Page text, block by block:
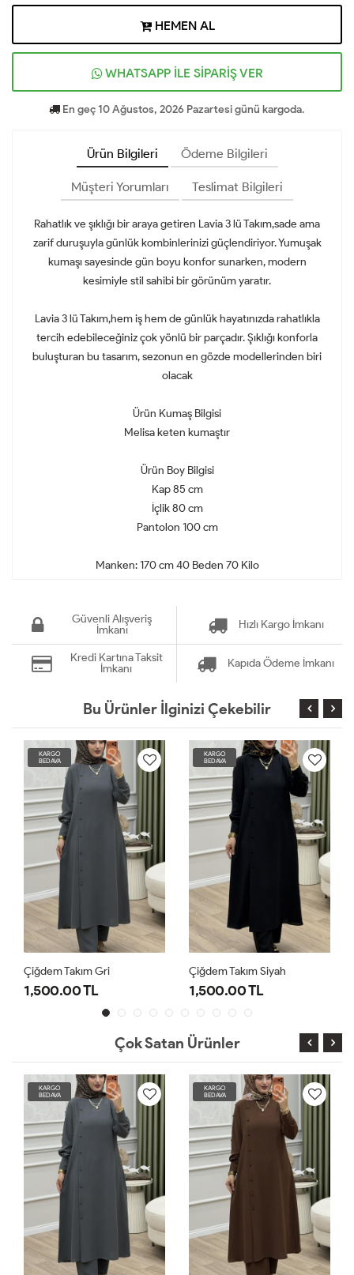
HEMEN AL
WHATSAPP İLE SİPARİŞ VER
En geç 10 Ağustos, 2026 Pazartesi günü kargoda.
Ürün Bilgileri Ödeme Bilgileri
Müşteri Yorumları Teslimat Bilgileri
Rahatlık ve şıklığı bir araya getiren Lavia 3 lü Takım,sade ama
zarif duruşuyla günlük kombinlerinizi güçlendiriyor. Yumuşak
kumaşı sayesinde gün boyu konfor sunarken, modern
kesimiyle stil sahibi bir görünüm yaratır.
Lavia 3 lü Takım,hem iş hem de günlük hayatınızda rahatlıkla
tercih edebileceğiniz çok yönlü bir parçadır. Şıklığı konforla
buluşturan bu tasarım, sezonun en gözde modellerinden biri
olacak
Ürün Kumaş Bilgisi
Melisa keten kumaştır
Ürün Boy Bilgisi
Kap 85 cm
İçlik 80 cm
Pantolon 100 cm
Manken: 170 cm 40 Beden 70 Kilo
Güvenli Alışveriş
İmkanı
Hızlı Kargo İmkanı
Kredi Kartına Taksit
İmkanı
Kapıda Ödeme İmkanı
Bu Ürünler İlginizi Çekebilir
KARGO
BEDAVA
Çiğdem Takım Gri
1,500.00 TL
KARGO
BEDAVA
Çiğdem Takım Siyah
1,500.00 TL
Çok Satan Ürünler
KARGO
BEDAVA
KARGO
BEDAVA